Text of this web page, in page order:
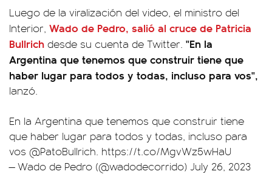
Luego de la viralización del video, el ministro del
Interior, Wado de Pedro, salió al cruce de Patricia
Bullrich desde su cuenta de Twitter. "En la
Argentina que tenemos que construir tiene que
haber lugar para todos y todas, incluso para vos",
lanzó.
En la Argentina que tenemos que construir tiene
que haber lugar para todos y todas, incluso para
vos @PatoBullrich. https://t.co/MgvWz5wHaU
— Wado de Pedro (@wadodecorrido) July 26, 2023